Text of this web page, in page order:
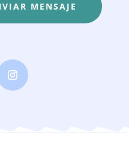
MENSAJE